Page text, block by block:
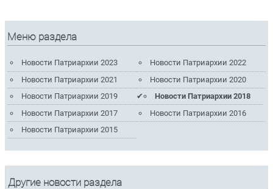
Меню раздела
Новости Патриархии 2023
Новости Патриархии 2022
Новости Патриархии 2021
Новости Патриархии 2020
Новости Патриархии 2019
Новости Патриархии 2018
Новости Патриархии 2017
Новости Патриархии 2016
Новости Патриархии 2015
Другие новости раздела